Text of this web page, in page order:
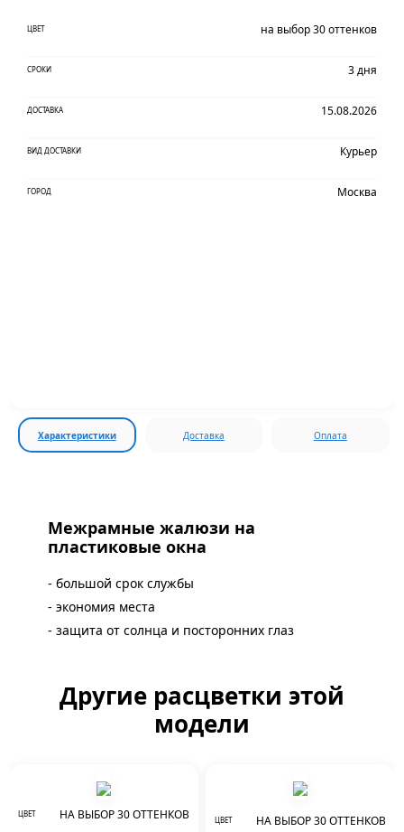
ЦВЕТ на выбор 30 оттенков
СРОКИ 3 дня
ДОСТАВКА 15.08.2026
ВИД ДОСТАВКИ Курьер
ГОРОД Москва
Характеристики Доставка Оплата
Межрамные жалюзи на
пластиковые окна
- большой срок службы
- экономия места
- защита от солнца и посторонних глаз
Другие расцветки этой
модели
ЦВЕТ НА ВЫБОР 30 ОТТЕНКОВ ЦВЕТ НА ВЫБОР 30 ОТТЕНКОВ